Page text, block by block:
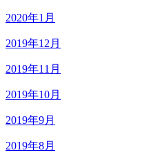
2020年1月
2019年12月
2019年11月
2019年10月
2019年9月
2019年8月